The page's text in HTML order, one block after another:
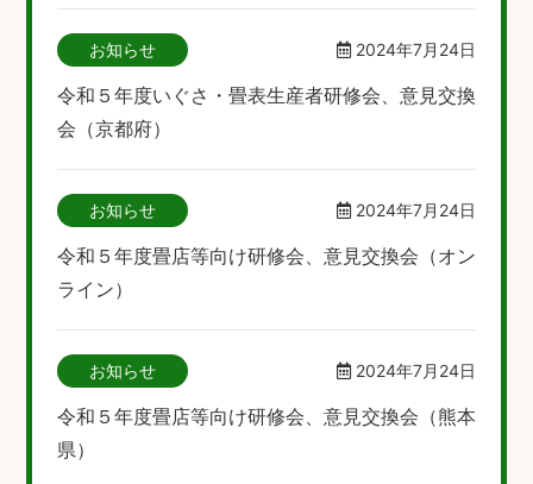
お知らせ 2024年7月24日
令和５年度いぐさ・畳表生産者研修会、意見交換
会（京都府）
お知らせ 2024年7月24日
令和５年度畳店等向け研修会、意見交換会（オン
ライン）
お知らせ 2024年7月24日
令和５年度畳店等向け研修会、意見交換会（熊本
県）